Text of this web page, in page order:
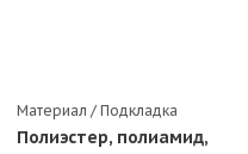
Материал / Подкладка
Полиэстер, полиамид,